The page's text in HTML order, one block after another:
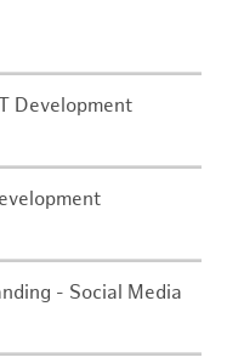
Development
- Social Media